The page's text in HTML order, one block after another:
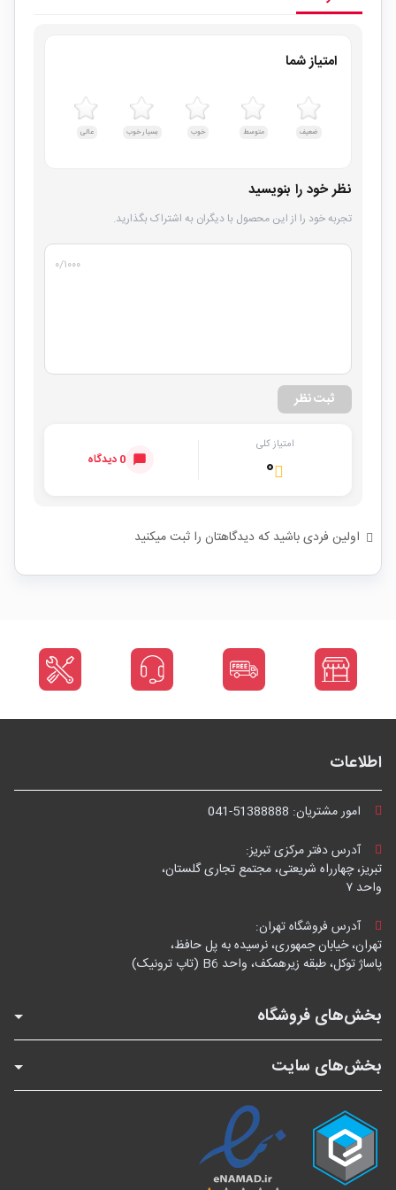
امتیاز شما
ضعیف متوسط خوب بسیار خوب عالی
نظر خود را بنویسید
تجربه خود را از این محصول با دیگران به اشتراک بگذارید.
۰/۱۰۰۰
ثبت نظر
امتیاز کلی
۰ 0 دیدگاه
اولین فردی باشید که دیدگاهتان را ثبت میکنید
اطلاعات
امور مشتریان: 041-51388888
آدرس دفتر مرکزی تبریز:
تبریز، چهارراه شریعتی، مجتمع تجاری گلستان،
واحد ۷
آدرس فروشگاه تهران:
تهران، خیابان جمهوری، نرسیده به پل حافظ،
پاساژ توکل، طبقه زیرهمکف، واحد B6 (تاپ ترونیک)
بخش‌های فروشگاه
بخش‌های سایت